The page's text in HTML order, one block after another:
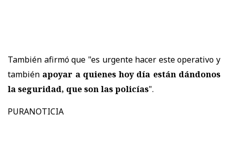
También afirmó que "es urgente hacer este operativo y
también apoyar a quienes hoy día están dándonos
la seguridad, que son las policías".
PURANOTICIA